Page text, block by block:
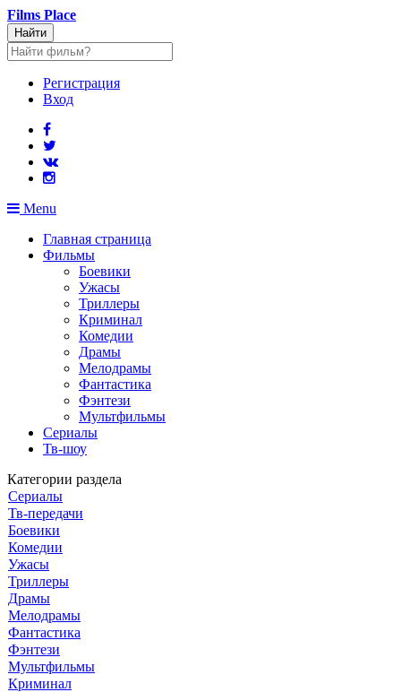
Films Place
Найти
Регистрация
Вход
Menu
Главная страница
Фильмы
Боевики
Ужасы
Триллеры
Криминал
Комедии
Драмы
Мелодрамы
Фантастика
Фэнтези
Мультфильмы
Сериалы
Тв-шоу
Категории раздела
Сериалы
Тв-передачи
Боевики
Комедии
Ужасы
Триллеры
Драмы
Мелодрамы
Фантастика
Фэнтези
Мультфильмы
Криминал